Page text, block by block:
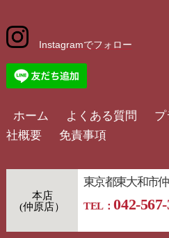
Instagramでフォロー
ホーム よくある質問
社概要
免責事項
本店
東京都東大和市仲
TEL：042-